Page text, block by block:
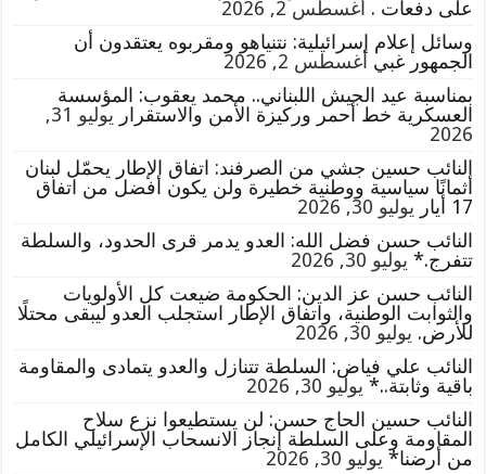
على دفعات . أغسطس 2, 2026
وسائل إعلام إسرائيلية: نتنياهو ومقربوه يعتقدون أن
الجمهور غبي أغسطس 2, 2026
بمناسبة عيد الجيش اللبناني.. محمد يعقوب: المؤسسة
العسكرية خط أحمر وركيزة الأمن والاستقرار
يوليو 31,
2026
النائب حسين جشي من الصرفند: اتفاق الإطار يحمّل لبنان
أثمانًا سياسية ووطنية خطيرة ولن يكون أفضل من اتفاق
17 أيار
يوليو 30, 2026
النائب حسن فضل الله: العدو يدمر قرى الحدود، والسلطة
تتفرج.* يوليو 30, 2026
النائب حسن عز الدين: الحكومة ضيعت كل الأولويات
والثوابت الوطنية، واتفاق الإطار استجلب العدو ليبقى محتلًا
للأرض. يوليو 30, 2026
النائب علي فياض: السلطة تتنازل والعدو يتمادى والمقاومة
باقية وثابتة..* يوليو 30, 2026
النائب حسين الحاج حسن: لن يستطيعوا نزع سلاح
المقاومة وعلى السلطة إنجاز الانسحاب الإسرائيلي الكامل
من أرضنا* يوليو 30, 2026